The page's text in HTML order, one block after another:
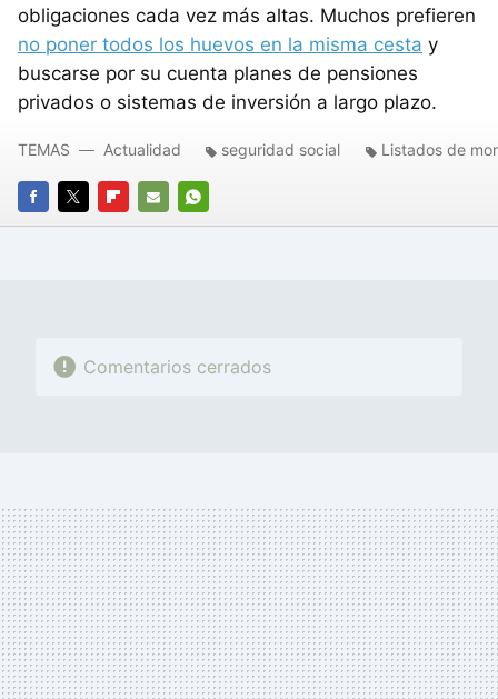
obligaciones cada vez más altas. Muchos prefieren
no poner todos los huevos en la misma cesta y
buscarse por su cuenta planes de pensiones
privados o sistemas de inversión a largo plazo.
FACEBOOK
TWITTERFLIPBOARD
E-
WHATSAPP
TEMAS Actualidad seguridad social Listados de
Comentarios cerrados